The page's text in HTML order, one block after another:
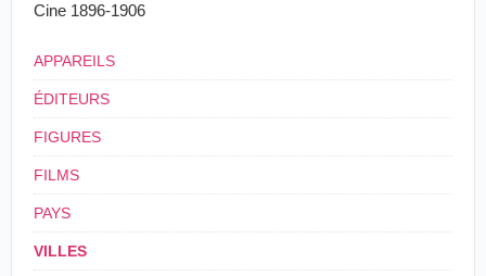
Cine 1896-1906
APPAREILS
ÉDITEURS
FIGURES
FILMS
PAYS
VILLES